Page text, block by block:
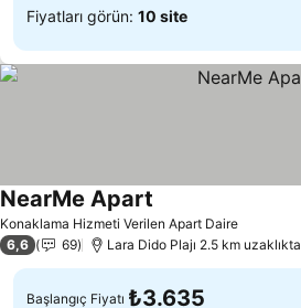
Fiyatları görün: 10 site
Konaklama Hizmeti Verilen Apart Daire
NearMe Apart
6,6 69 Lara Dido Plajı 2.5 km uzaklıkta
Başlangıç Fiyatı ₺3.635